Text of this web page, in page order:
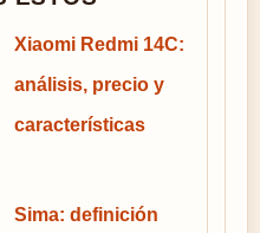
Xiaomi Redmi 14C:
análisis, precio y
características
Sima: definición